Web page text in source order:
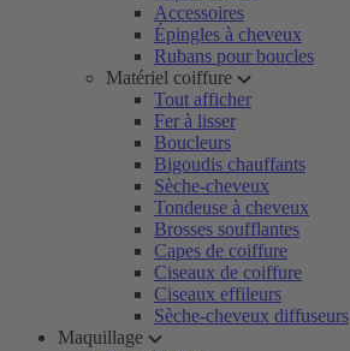
Accessoires
Épingles à cheveux
Rubans pour boucles
Matériel coiffure
Tout afficher
Fer à lisser
Boucleurs
Bigoudis chauffants
Sèche-cheveux
Tondeuse à cheveux
Brosses soufflantes
Capes de coiffure
Ciseaux de coiffure
Ciseaux effileurs
Sèche-cheveux diffuseurs
Maquillage